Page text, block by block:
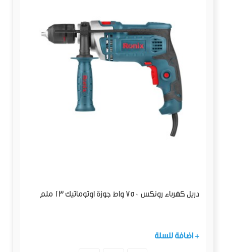
دريل كهرباء رونكس 750 واط جوزة اوتوماتيك 13 ملم
+ اضافة للسلة